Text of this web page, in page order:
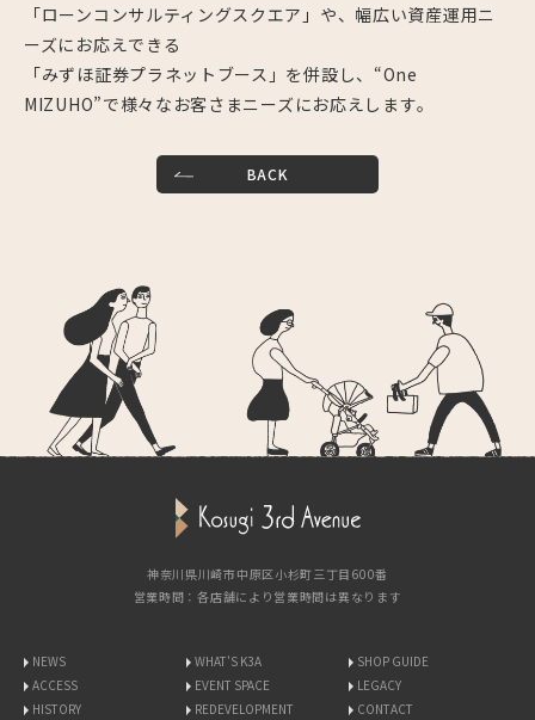
「ローンコンサルティングスクエア」や、幅広い資産運用ニ
ーズにお応えできる
「みずほ証券プラネットブース」を併設し、“One
MIZUHO”で様々なお客さまニーズにお応えします。
BACK
神奈川県川崎市中原区小杉町三丁目600番
営業時間：各店舗により営業時間は異なります
NEWS WHAT'S K3A
SHOP GUIDE
ACCESS
EVENT SPACE
LEGACY
HISTORY
REDEVELOPMENT CONTACT